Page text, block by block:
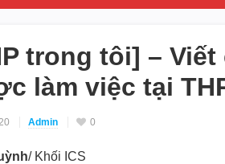
trong tôi] –
làm việc tại
Admin 0
/ Khối ICS